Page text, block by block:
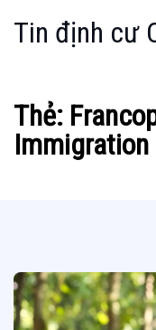
Tin định cư
Thẻ:
Immigration